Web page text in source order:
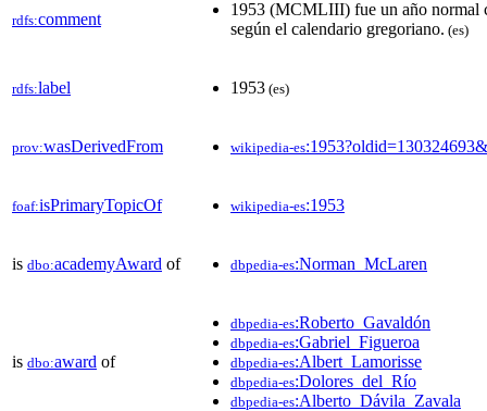
rdfs:comment
1953 (MCMLIII) fue un año normal
según el calendario gregoriano. (es)
rdfs:label 1953 (es)
prov:wasDerivedFrom wikipedia-es
foaf:isPrimaryTopicOf wikipedia-es:1953
is dbo:academyAward of dbpedia-es:Norman_McLaren
is dbo:award of
dbpedia-es:Roberto_Gavaldón
dbpedia-es:Gabriel_Figueroa
dbpedia-es:Albert_Lamorisse
dbpedia-es:Dolores_del_Río
dbpedia-es:Alberto_Dávila_Zavala